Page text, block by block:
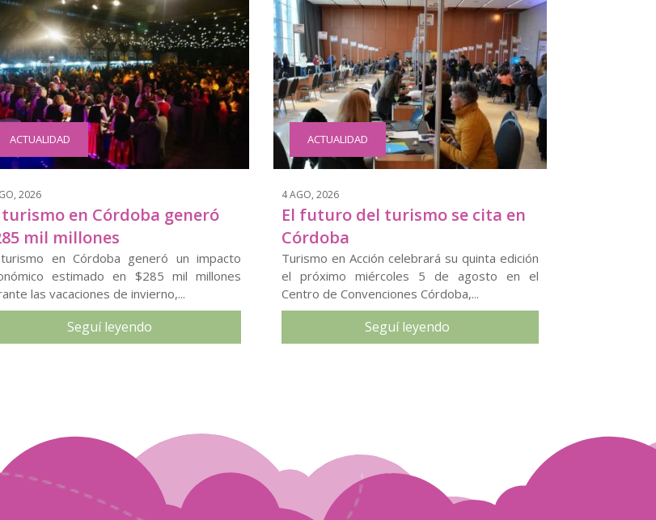
ACTUALIDAD
2026
turismo en Córdoba generó
mil millones
en Córdoba generó un impacto
estimado en $285 mil millones
las vacaciones de invierno,...
Seguí leyendo
ACTUALIDAD
4 AGO, 2026
El futuro del turismo se cita en
Córdoba
Turismo en Acción celebrará su quinta edición
el próximo miércoles 5 de agosto en el
Centro de Convenciones Córdoba,...
Seguí leyendo